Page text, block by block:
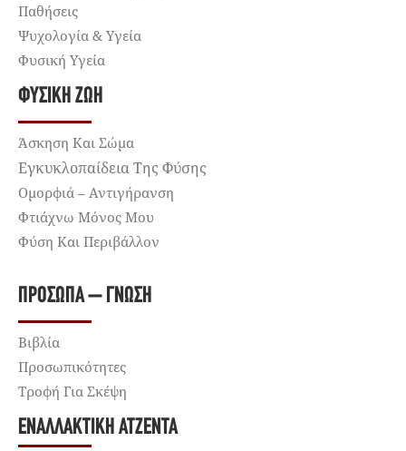
Παθήσεις
Ψυχολογία & Υγεία
Φυσική Υγεία
ΦΥΣΙΚΉ ΖΩΉ
Άσκηση Και Σώμα
Εγκυκλοπαίδεια Της Φύσης
Ομορφιά – Αντιγήρανση
Φτιάχνω Μόνος Μου
Φύση Και Περιβάλλον
ΠΡΌΣΩΠΑ – ΓΝΏΣΗ
Βιβλία
Προσωπικότητες
Τροφή Για Σκέψη
ΕΝΑΛΛΑΚΤΙΚΉ ΑΤΖΈΝΤΑ